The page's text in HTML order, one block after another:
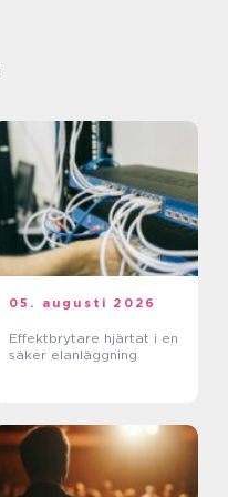
05. augusti 2026
Effektbrytare hjärtat i en
säker elanläggning